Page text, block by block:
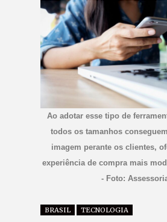
Ao adotar esse tipo de
todos os tamanhos
imagem perante os clientes,
experiência de compra mais
- Foto:
BRASIL TECNOLOGIA